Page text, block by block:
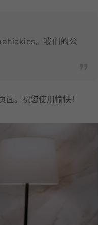
。我们的公
面。祝您使用愉快！